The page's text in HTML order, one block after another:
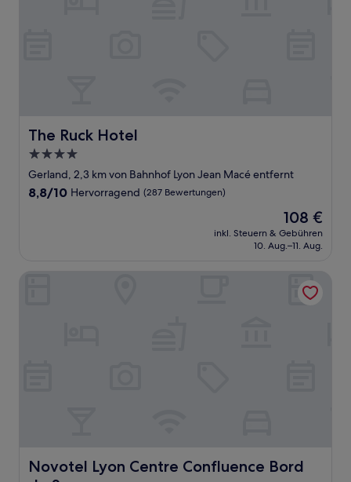
The Ruck Hotel
The Ruck Hotel
4.0-
Sterne-
Unterkunft
Gerland, 2,3 km von Bahnhof Lyon Jean Macé entfernt
8.8
8,8/10 Hervorragend (287 Bewertungen)
Der
Preis
beträgt
108 €
inkl. Steuern & Gebühren
10. Aug.–11. Aug.
Novotel Lyon Centre Confluence Bord
Novotel Lyon Centre Confluence Bord de Saone